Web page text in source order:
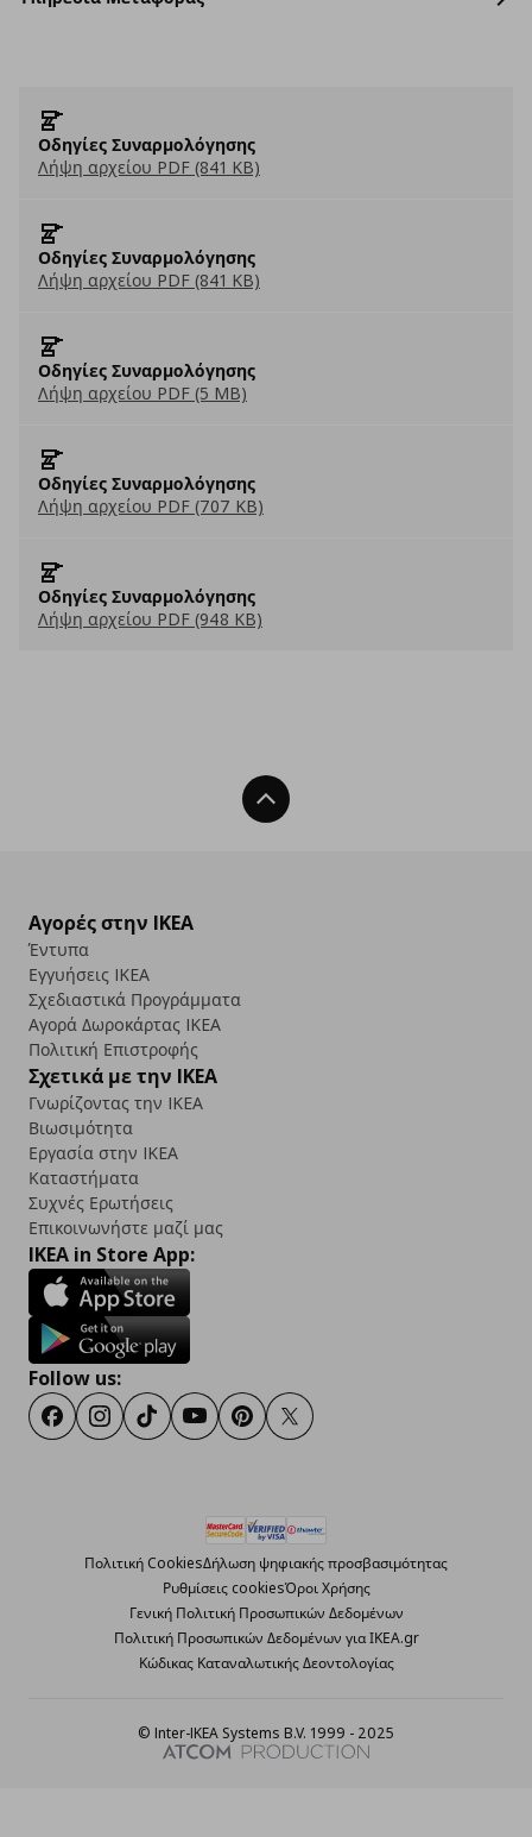
Οδηγίες Συναρμολόγησης
Λήψη αρχείου PDF (841 KB)
Οδηγίες Συναρμολόγησης
Λήψη αρχείου PDF (841 KB)
Οδηγίες Συναρμολόγησης
Λήψη αρχείου PDF (5 MB)
Οδηγίες Συναρμολόγησης
Λήψη αρχείου PDF (707 KB)
Οδηγίες Συναρμολόγησης
Λήψη αρχείου PDF (948 KB)
Back To Top
Αγορές στην IKEA
Έντυπα
Εγγυήσεις IKEA
Σχεδιαστικά Προγράμματα
Αγορά Δωρoκάρτας IKEA
Πολιτική Επιστροφής
Σχετικά με την IKEA
Γνωρίζοντας την IKEA
Βιωσιμότητα
Εργασία στην IKEA
Καταστήματα
Συχνές Ερωτήσεις
Επικοινωνήστε μαζί μας
IKEA in Store App:
Follow us:
FacebookInstagram
TikTokYoutubePinterestTwitter
Πολιτική CookiesΔήλωση ψηφιακής προσβασιμότητας
Ρυθμίσεις cookiesΌροι Χρήσης
Γενική Πολιτική Προσωπικών Δεδομένων
Πολιτική Προσωπικών Δεδομένων για ΙΚΕΑ.gr
Κώδικας Καταναλωτικής Δεοντολογίας
© Inter-IKEA Systems B.V. 1999 - 2025